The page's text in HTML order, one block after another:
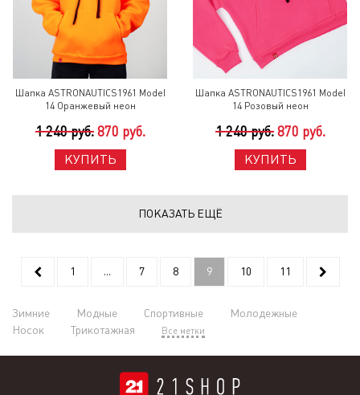
Шапка ASTRONAUTICS1961 Model
14 Оранжевый неон
1 240 руб. 870 руб.
КУПИТЬ
Шапка ASTRONAUTICS1961 Model
14 Розовый неон
1 240 руб. 870 руб.
КУПИТЬ
ПОКАЗАТЬ ЕЩЁ
1 ... 7 8 9 10 11
Зимние Модные Спортивные
Молодежные
Носок
Трикотажная Все метки